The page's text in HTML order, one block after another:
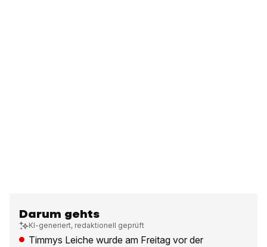
Darum gehts
KI-generiert, redaktionell geprüft
Timmys Leiche wurde am Freitag vor der